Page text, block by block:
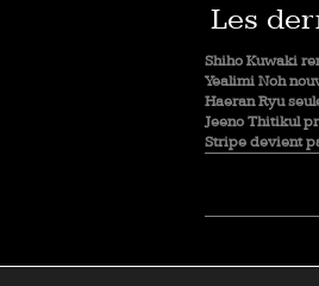
Les
Shiho Kuwaki
Yealimi Noh
Haeran Ryu
Jeeno Thitikul
Stripe devient